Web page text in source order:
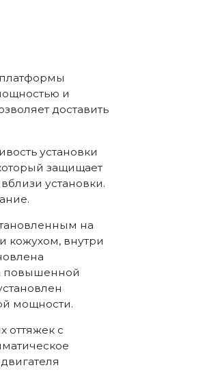
и
доставить
установки
защищает
установки.
на
внутри
повышенной
мощности.
оттяжек с